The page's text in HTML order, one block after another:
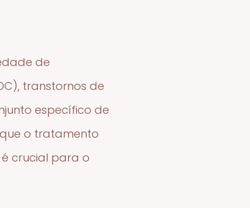
de
transtornos de
específico de
o tratamento
crucial para o